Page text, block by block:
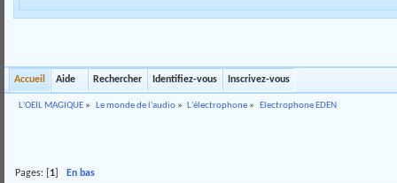
Accueil Aide Rechercher Identifiez-vous Inscrivez-vous
L'OEIL MAGIQUE » Le monde de l'audio» L'électrophone » Electrophone EDEN
Pages: [ 1 En bas